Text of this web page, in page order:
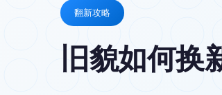
翻新攻略
旧貌如何